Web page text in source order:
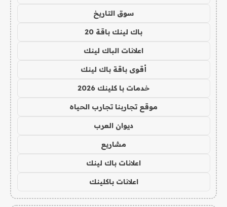
سوق التاريخ
باك لينك باقة 20
اعلانات الباك لينك
أقوى باقة باك لينك
خدمات با كلينك 2026
موقع تجاربنا تجارب الحياه
ديوان العرب
مشاريع
اعلانات باك لينك
اعلانات باكلينك